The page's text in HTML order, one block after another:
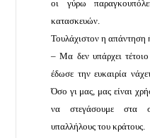
οι γύρω
κατασκευών.
Τουλάχιστον η απάντηση
– Μα δεν υπάρχει
έδωσε την ευκαιρία
Όσο γι μας, μας είναι
να στεγάσουμε στα
υπαλλήλους του κράτους.